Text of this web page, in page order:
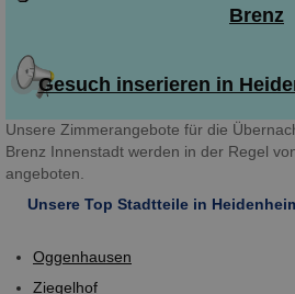
Brenz
Gesuch inserieren in
Unsere Zimmerangebote für die
Brenz Innenstadt werden in der Regel
angeboten.
Unsere Top Stadtteile in
Oggenhausen
Ziegelhof